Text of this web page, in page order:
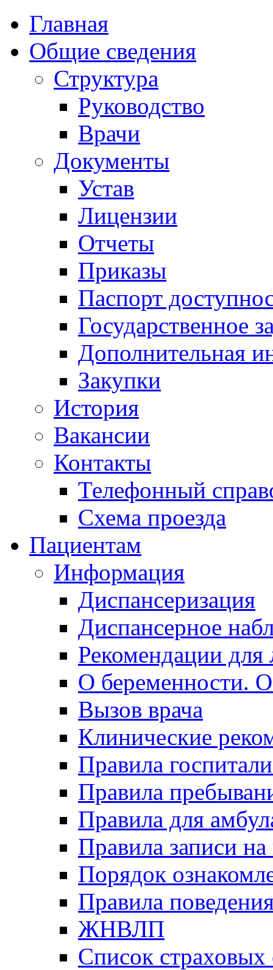
Главная
Общие сведения
Структура
Руководство
Врачи
Документы
Устав
Лицензии
Отчеты
Приказы
Паспорт
Государственное
Дополнительная
Закупки
История
Вакансии
Контакты
Телефонный
Схема проезда
Пациентам
Информация
Диспансеризация
Диспансерное
Рекомендации для
О беременности.
Вызов врача
Клинические
Правила
Правила
Правила для
Правила записи
Порядок
Правила
ЖНВЛП
Список страховых